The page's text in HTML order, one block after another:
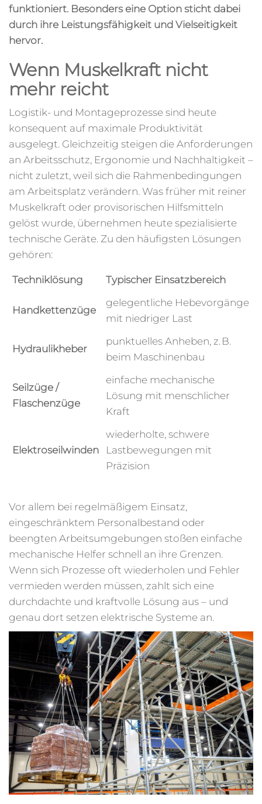
funktioniert. Besonders eine Option sticht dabei
durch ihre Leistungsfähigkeit und Vielseitigkeit
hervor.
Wenn Muskelkraft nicht
mehr reicht
Logistik- und Montageprozesse sind heute
konsequent auf maximale Produktivität
ausgelegt. Gleichzeitig steigen die Anforderungen
an Arbeitsschutz, Ergonomie und Nachhaltigkeit –
nicht zuletzt, weil sich die Rahmenbedingungen
am Arbeitsplatz verändern. Was früher mit reiner
Muskelkraft oder provisorischen Hilfsmitteln
gelöst wurde, übernehmen heute spezialisierte
technische Geräte. Zu den häufigsten Lösungen
gehören:
Techniklösung Typischer Einsatzbereich
Handkettenzüge
gelegentliche Hebevorgänge
mit niedriger Last
Hydraulikheber
punktuelles Anheben, z. B.
beim Maschinenbau
Seilzüge /
Flaschenzüge
einfache mechanische
Lösung mit menschlicher
Kraft
Elektroseilwinden
wiederholte, schwere
Lastbewegungen mit
Präzision
Vor allem bei regelmäßigem Einsatz,
eingeschränktem Personalbestand oder
beengten Arbeitsumgebungen stoßen einfache
mechanische Helfer schnell an ihre Grenzen.
Wenn sich Prozesse oft wiederholen und Fehler
vermieden werden müssen, zahlt sich eine
durchdachte und kraftvolle Lösung aus – und
genau dort setzen elektrische Systeme an.